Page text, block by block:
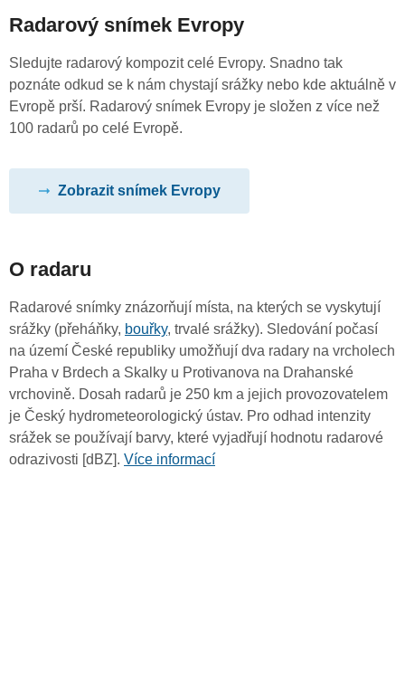
Radarový snímek Evropy
Sledujte radarový kompozit celé Evropy. Snadno tak
poznáte odkud se k nám chystají srážky nebo kde aktuálně v
Evropě prší. Radarový snímek Evropy je složen z více než
100 radarů po celé Evropě.
Zobrazit snímek Evropy
O radaru
Radarové snímky znázorňují místa, na kterých se vyskytují
srážky (přeháňky, bouřky, trvalé srážky). Sledování počasí
na území České republiky umožňují dva radary na vrcholech
Praha v Brdech a Skalky u Protivanova na Drahanské
vrchovině. Dosah radarů je 250 km a jejich provozovatelem
je Český hydrometeorologický ústav. Pro odhad intenzity
srážek se používají barvy, které vyjadřují hodnotu radarové
odrazivosti [dBZ]. Více informací